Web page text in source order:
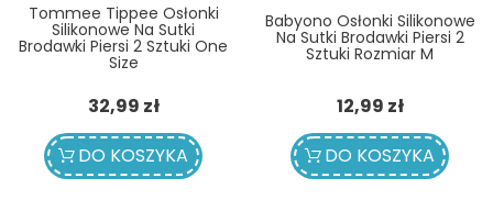
Tommee Tippee Osłonki
Silikonowe Na Sutki
Brodawki Piersi 2 Sztuki One
Size
32,99 złCena
DO KOSZYKA
Babyono Osłonki Silikonowe
Na Sutki Brodawki Piersi 2
Sztuki Rozmiar M
12,99 złCena
DO KOSZYKA